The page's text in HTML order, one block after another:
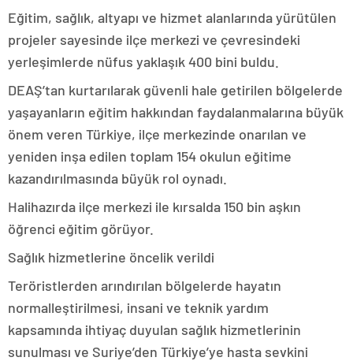
Eğitim, sağlık, altyapı ve hizmet alanlarında yürütülen
projeler sayesinde ilçe merkezi ve çevresindeki
yerleşimlerde nüfus yaklaşık 400 bini buldu.
DEAŞ’tan kurtarılarak güvenli hale getirilen bölgelerde
yaşayanların eğitim hakkından faydalanmalarına büyük
önem veren Türkiye, ilçe merkezinde onarılan ve
yeniden inşa edilen toplam 154 okulun eğitime
kazandırılmasında büyük rol oynadı.
Halihazırda ilçe merkezi ile kırsalda 150 bin aşkın
öğrenci eğitim görüyor.
Sağlık hizmetlerine öncelik verildi
Teröristlerden arındırılan bölgelerde hayatın
normalleştirilmesi, insani ve teknik yardım
kapsamında ihtiyaç duyulan sağlık hizmetlerinin
sunulması ve Suriye’den Türkiye’ye hasta sevkini